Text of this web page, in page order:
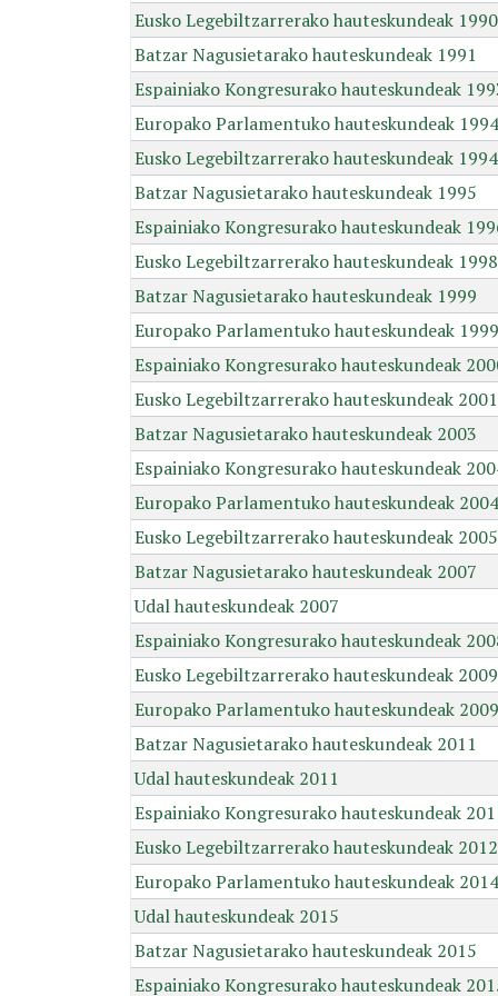
Eusko Legebiltzarrerako hauteskundeak 1990
Batzar Nagusietarako hauteskundeak 1991
Espainiako Kongresurako hauteskundeak
Europako Parlamentuko hauteskundeak 1994
Eusko Legebiltzarrerako hauteskundeak 1994
Batzar Nagusietarako hauteskundeak 1995
Espainiako Kongresurako hauteskundeak
Eusko Legebiltzarrerako hauteskundeak 1998
Batzar Nagusietarako hauteskundeak 1999
Europako Parlamentuko hauteskundeak 1999
Espainiako Kongresurako hauteskundeak
Eusko Legebiltzarrerako hauteskundeak 2001
Batzar Nagusietarako hauteskundeak 2003
Espainiako Kongresurako hauteskundeak
Europako Parlamentuko hauteskundeak 2004
Eusko Legebiltzarrerako hauteskundeak 2005
Batzar Nagusietarako hauteskundeak 2007
Udal hauteskundeak 2007
Espainiako Kongresurako hauteskundeak
Eusko Legebiltzarrerako hauteskundeak 2009
Europako Parlamentuko hauteskundeak 2009
Batzar Nagusietarako hauteskundeak 2011
Udal hauteskundeak 2011
Espainiako Kongresurako hauteskundeak
Eusko Legebiltzarrerako hauteskundeak 2012
Europako Parlamentuko hauteskundeak 2014
Udal hauteskundeak 2015
Batzar Nagusietarako hauteskundeak 2015
Espainiako Kongresurako hauteskundeak